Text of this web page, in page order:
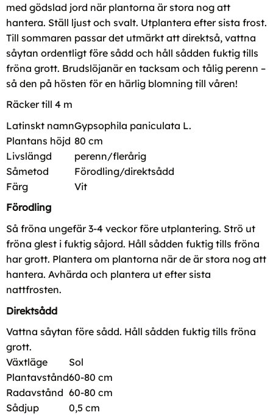
med gödslad jord när plantorna är stora nog att
hantera. Ställ ljust och svalt. Utplantera efter sista frost.
Till sommaren passar det utmärkt att direktså, vattna
såytan ordentligt före sådd och håll sådden fuktig tills
fröna grott. Brudslöjanär en tacksam och tålig perenn –
så den på hösten för en härlig blomning till våren!
Räcker till 4 m
Latinskt namnGypsophila paniculata L.
Plantans höjd 80 cm
Livslängd
perenn/flerårig
Såmetod
Förodling/direktsådd
Färg
Vit
Förodling
Så fröna ungefär 3-4 veckor före utplantering. Strö ut
fröna glest i fuktig såjord. Håll sådden fuktig tills fröna
har grott. Plantera om plantorna när de är stora nog att
hantera. Avhärda och plantera ut efter sista
nattfrosten.
Direktsådd
Vattna såytan före sådd. Håll sådden fuktig tills fröna
grott.
Växtläge
Sol
Plantavstånd60-80 cm
Radavstånd 60-80 cm
Sådjup
0,5 cm